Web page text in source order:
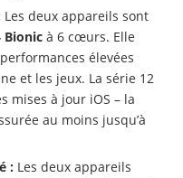
Les deux appareils sont
Bionic à 6 cœurs. Elle
élevées
et les jeux. La série 12
mises à jour iOS – la
au moins jusqu’à
: Les deux appareils